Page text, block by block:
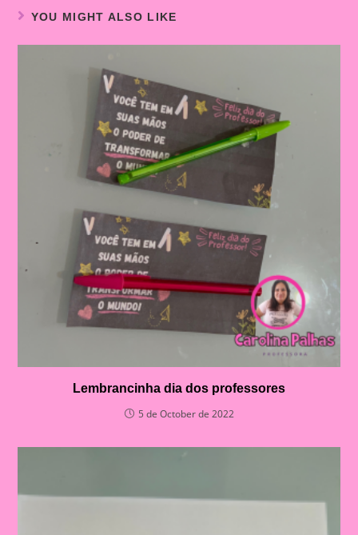
YOU MIGHT ALSO LIKE
Lembrancinha dia dos professores
5 de October de 2022